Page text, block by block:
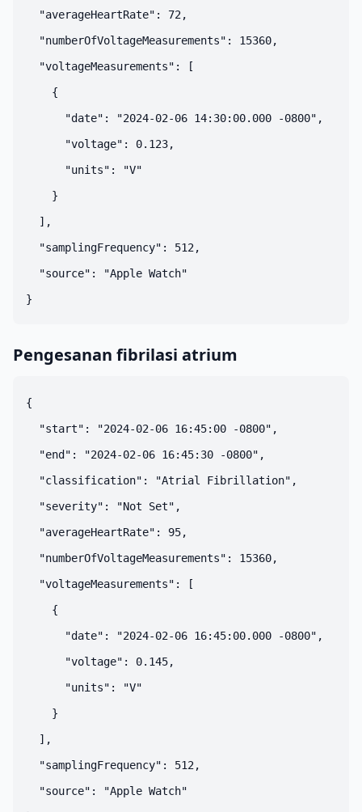
  "averageHeartRate": 72,
  "numberOfVoltageMeasurements": 15360,
  "voltageMeasurements": [
    {
      "date": "2024-02-06 14:30:00.000 -0800",
      "voltage": 0.123,
      "units": "V"
    }
  ],
  "samplingFrequency": 512,
  "source": "Apple Watch"
Pengesanan fibrilasi atrium
{
  "start": "2024-02-06 16:45:00 -0800",
  "end": "2024-02-06 16:45:30 -0800",
  "classification": "Atrial Fibrillation",
  "severity": "Not Set",
  "averageHeartRate": 95,
  "numberOfVoltageMeasurements": 15360,
  "voltageMeasurements": [
    {
      "date": "2024-02-06 16:45:00.000 -0800",
      "voltage": 0.145,
      "units": "V"
    }
  ],
  "samplingFrequency": 512,
  "source": "Apple Watch"